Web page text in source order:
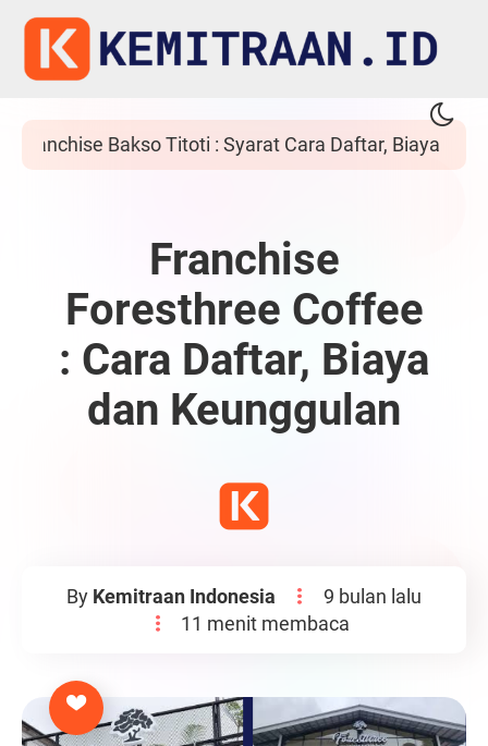
Biaya dan Proposal Franchise Ayam
Franchise
Foresthree Coffee
: Cara Daftar, Biaya
dan Keunggulan
By Kemitraan Indonesia
9 bulan lalu
11 menit membaca